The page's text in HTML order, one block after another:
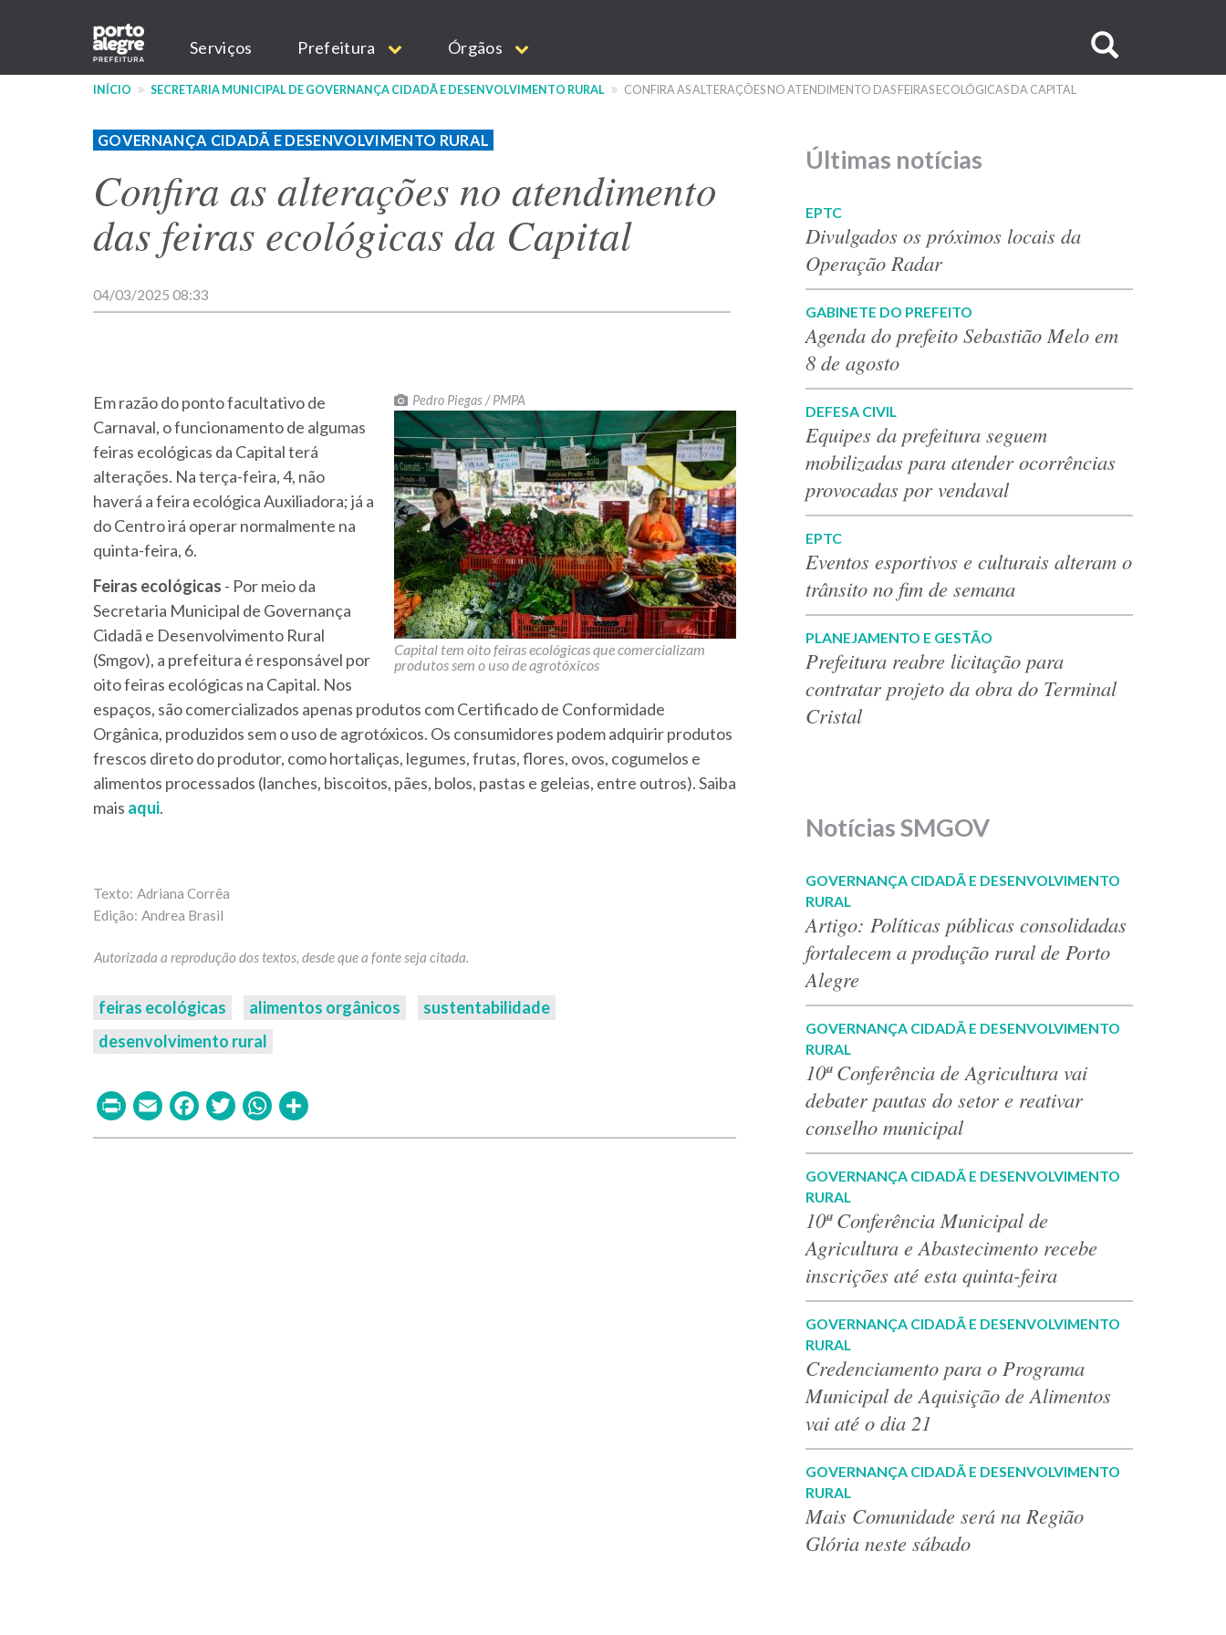
conteúdo
Main
navigation
Serviços Prefeitura Órgãos
no
INÍCIO SECRETARIA MUNICIPAL DE GOVERNANÇA CIDADÃ E DESENVOLVIMENTO RURAL CONFIRA AS ALTERAÇÕES NO ATENDIMENTO DAS FEIRAS ECOLÓGICAS DA CAPITAL
GOVERNANÇA CIDADÃ E DESENVOLVIMENTO RURAL
Confira as alterações no atendimento
das feiras ecológicas da Capital
04/03/2025 08:33
Pedro Piegas / PMPA
Capital tem oito feiras ecológicas que comercializam
produtos sem o uso de agrotóxicos
Em razão do ponto facultativo de
Carnaval, o funcionamento de algumas
feiras ecológicas da Capital terá
alterações. Na terça-feira, 4, não
haverá a feira ecológica Auxiliadora; já a
do Centro irá operar normalmente na
quinta-feira, 6.
Feiras ecológicas - Por meio da
Secretaria Municipal de Governança
Cidadã e Desenvolvimento Rural
(Smgov), a prefeitura é responsável por
oito feiras ecológicas na Capital. Nos
espaços, são comercializados apenas produtos com Certificado de Conformidade
Orgânica, produzidos sem o uso de agrotóxicos. Os consumidores podem adquirir produtos
frescos direto do produtor, como hortaliças, legumes, frutas, flores, ovos, cogumelos e
alimentos processados (lanches, biscoitos, pães, bolos, pastas e geleias, entre outros). Saiba
mais aqui.
Adriana Corrêa
Andrea Brasil
feiras ecológicas alimentos orgânicos
sustentabilidade
desenvolvimento rural
PrintEmailFacebook
TwitterWhatsApp
Últimas notícias
EPTC
Divulgados os próximos locais da
Operação Radar
GABINETE DO PREFEITO
Agenda do prefeito Sebastião Melo em
8 de agosto
DEFESA CIVIL
Equipes da prefeitura seguem
mobilizadas para atender ocorrências
provocadas por vendaval
EPTC
Eventos esportivos e culturais alteram o
trânsito no fim de semana
PLANEJAMENTO E GESTÃO
Prefeitura reabre licitação para
contratar projeto da obra do Terminal
Cristal
Notícias SMGOV
GOVERNANÇA CIDADÃ E DESENVOLVIMENTO
RURAL
Artigo: Políticas públicas consolidadas
fortalecem a produção rural de Porto
Alegre
GOVERNANÇA CIDADÃ E DESENVOLVIMENTO
RURAL
10ª Conferência de Agricultura vai
debater pautas do setor e reativar
conselho municipal
GOVERNANÇA CIDADÃ E DESENVOLVIMENTO
RURAL
10ª Conferência Municipal de
Agricultura e Abastecimento recebe
inscrições até esta quinta-feira
GOVERNANÇA CIDADÃ E DESENVOLVIMENTO
RURAL
Credenciamento para o Programa
Municipal de Aquisição de Alimentos
vai até o dia 21
GOVERNANÇA CIDADÃ E DESENVOLVIMENTO
RURAL
Mais Comunidade será na Região
Glória neste sábado